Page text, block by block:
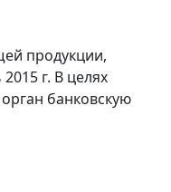
продукции,
г. В целях
банковскую